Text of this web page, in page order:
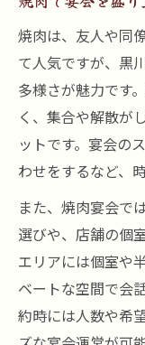
焼肉は、友人や同
て人気ですが、黒
多様さが魅力です
く、集合や解散が
ットです。宴会の
わせをするなど、
また、焼肉宴会で
選びや、店舗の個
エリアには個室や
ベートな空間で会
約時には人数や希